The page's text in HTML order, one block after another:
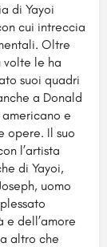
di Yayoi
cui intreccia
Oltre
volte le ha
suoi quadri
a Donald
e
opere. Il suo
l’artista
di Yayoi,
uomo
e dell’amore
altro che